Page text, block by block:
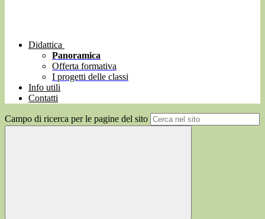
Didattica
Panoramica
Offerta formativa
I progetti delle classi
Info utili
Contatti
Campo di ricerca per le pagine del sito